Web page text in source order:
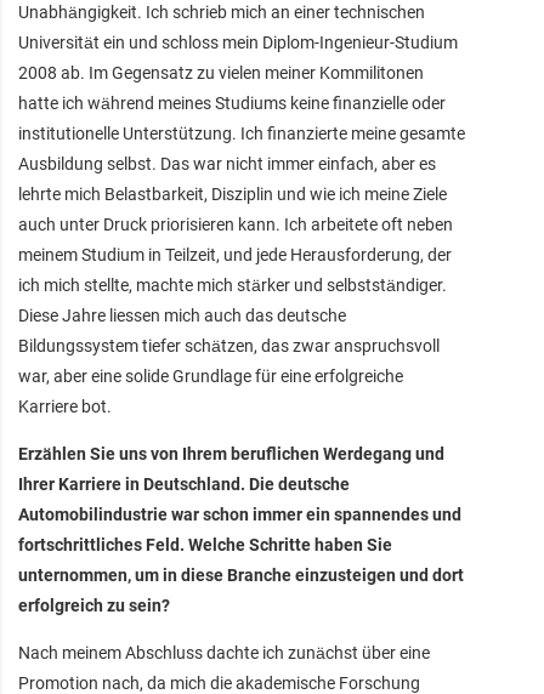
Unabhängigkeit. Ich schrieb mich an einer technischen
Universität ein und schloss mein Diplom-Ingenieur-Studium
2008 ab. Im Gegensatz zu vielen meiner Kommilitonen
hatte ich während meines Studiums keine finanzielle oder
institutionelle Unterstützung. Ich finanzierte meine gesamte
Ausbildung selbst. Das war nicht immer einfach, aber es
lehrte mich Belastbarkeit, Disziplin und wie ich meine Ziele
auch unter Druck priorisieren kann. Ich arbeitete oft neben
meinem Studium in Teilzeit, und jede Herausforderung, der
ich mich stellte, machte mich stärker und selbstständiger.
Diese Jahre liessen mich auch das deutsche
Bildungssystem tiefer schätzen, das zwar anspruchsvoll
war, aber eine solide Grundlage für eine erfolgreiche
Karriere bot.
Erzählen Sie uns von Ihrem beruflichen Werdegang und
Ihrer Karriere in Deutschland. Die deutsche
Automobilindustrie war schon immer ein spannendes und
fortschrittliches Feld. Welche Schritte haben Sie
unternommen, um in diese Branche einzusteigen und dort
erfolgreich zu sein?
Nach meinem Abschluss dachte ich zunächst über eine
Promotion nach, da mich die akademische Forschung